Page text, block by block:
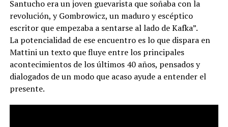
Santucho era un joven guevarista que soñaba con la
revolución, y Gombrowicz, un maduro y escéptico
escritor que empezaba a sentarse al lado de Kafka”.
La potencialidad de ese encuentro es lo que dispara en
Mattini un texto que fluye entre los principales
acontecimientos de los últimos 40 años, pensados y
dialogados de un modo que acaso ayude a entender el
presente.